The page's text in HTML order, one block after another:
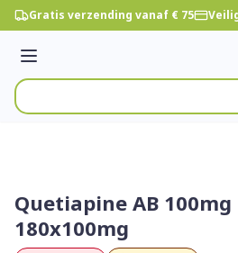
Ga naar de inhoud
Gratis verzending vanaf € 75
Menu
Product, merk, categorie...
Quetiapine AB
180x100mg